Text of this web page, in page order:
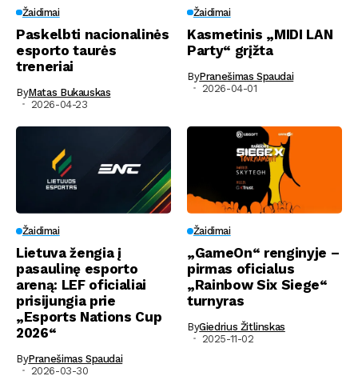
Žaidimai
Paskelbti nacionalinės
esporto taurės
treneriai
ByMatas Bukauskas
2026-04-23
Žaidimai
Kasmetinis „MIDI LAN
Party“ grįžta
ByPranešimas Spaudai
2026-04-01
Žaidimai
Lietuva žengia į
pasaulinę esporto
areną: LEF oficialiai
prisijungia prie
„Esports Nations Cup
2026“
ByPranešimas Spaudai
2026-03-30
Žaidimai
„GameOn“ renginyje –
pirmas oficialus
„Rainbow Six Siege“
turnyras
ByGiedrius Žitlinskas
2025-11-02